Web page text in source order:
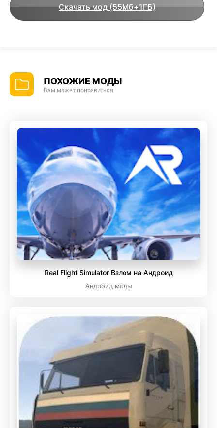
Скачать мод (55Мб+1ГБ)
ПОХОЖИЕ МОДЫ
Вам может понравиться
Real Flight Simulator Взлом на Андроид
Андроид моды